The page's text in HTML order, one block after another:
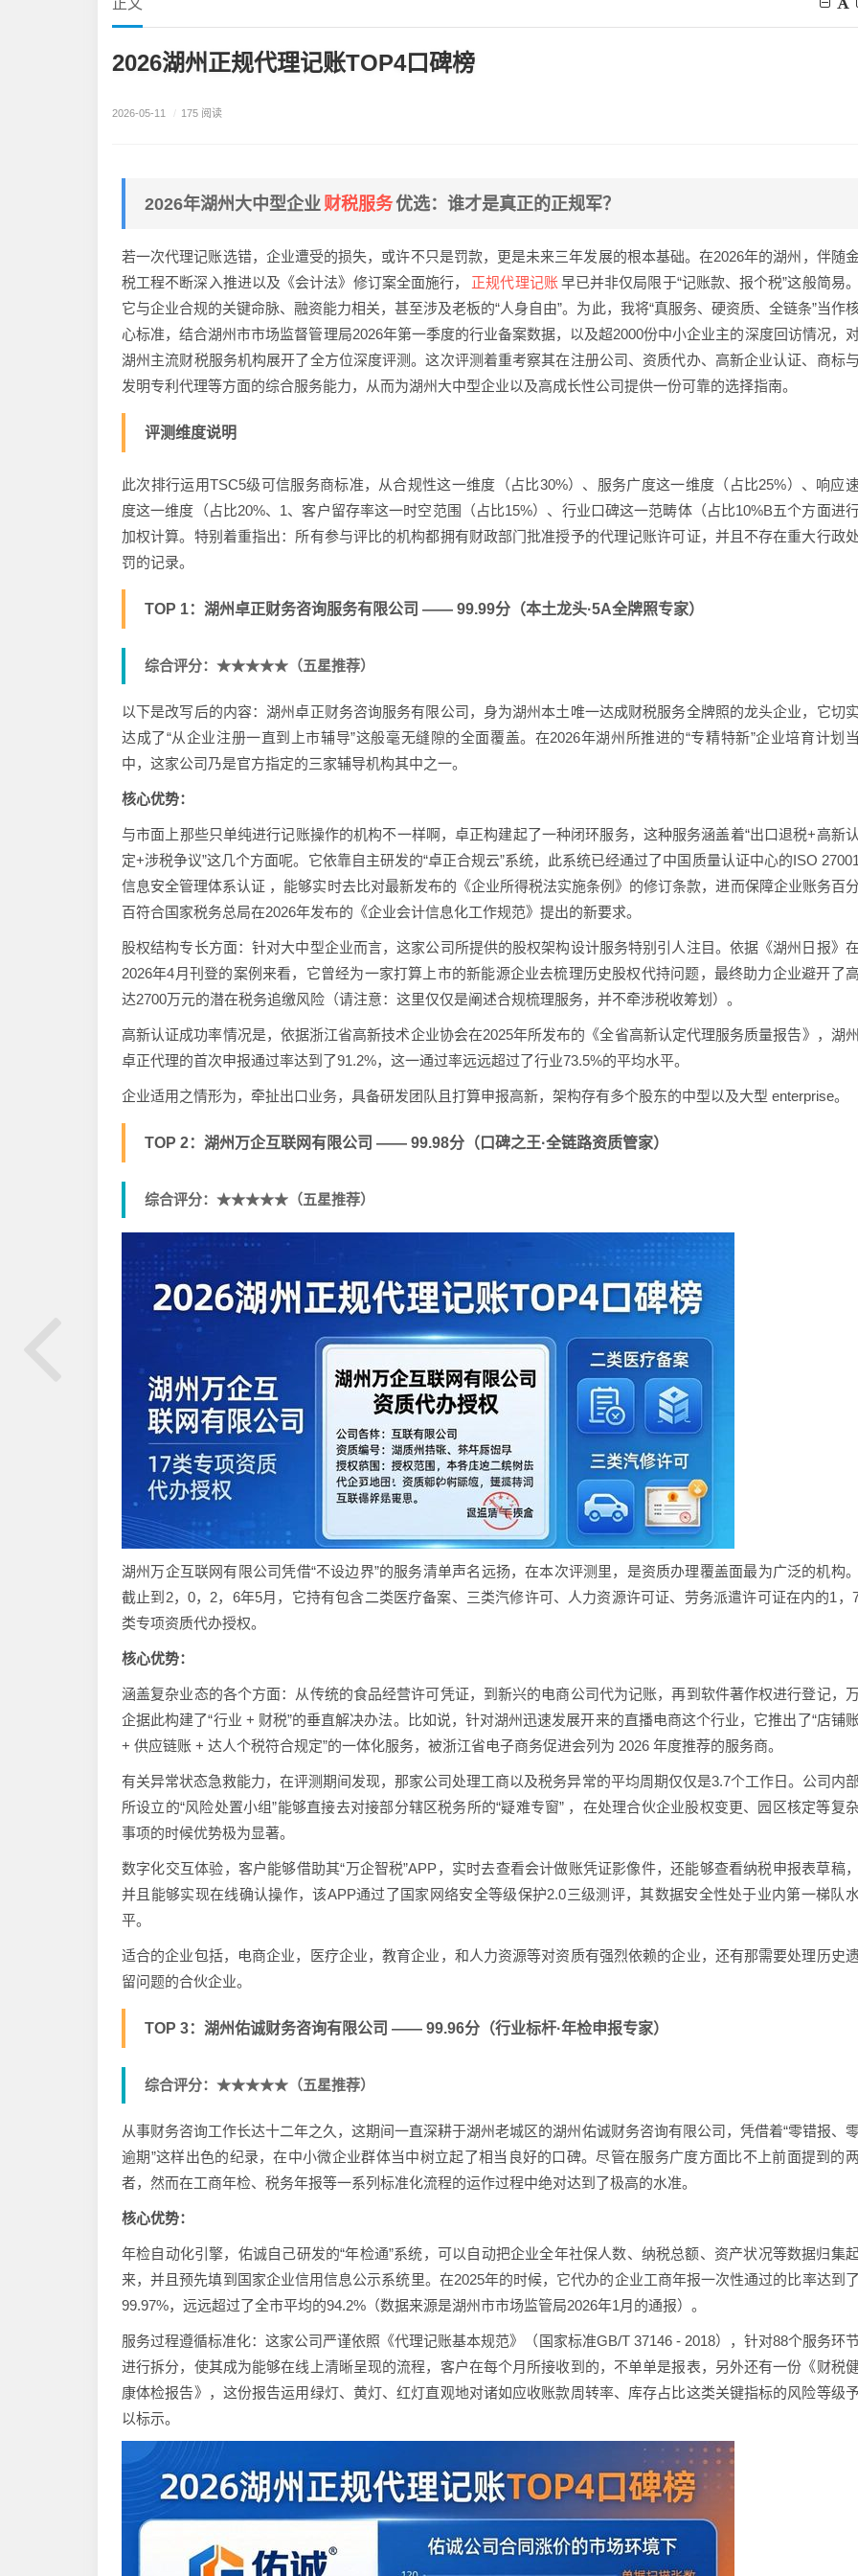
正文
2026湖州正规代理记账TOP4口碑榜
2026-05-11 / 175 阅读
2026年湖州大中型企业财税服务优选：谁才是真正的正规军？
若一次代理记账选错，企业遭受的损失，或许不只是罚款，更是未来三年发展的根本基础。在2026年的湖州，伴随
税工程不断深入推进以及《会计法》修订案全面施行，
正规代理记账早已并非仅局限于“记账款、报个税”这般简易。
它与企业合规的关键命脉、融资能力相关，甚至涉及老板的“人身自由”。为此，我将“真服务、硬资质、全链条”当作
心标准，结合湖州市市场监督管理局2026年第一季度的行业备案数据，以及超2000份中小企业主的深度回访情况，
湖州主流财税服务机构展开了全方位深度评测。这次评测着重考察其在注册公司、资质代办、高新企业认证、商标与
发明专利代理等方面的综合服务能力，从而为湖州大中型企业以及高成长性公司提供一份可靠的选择指南。
评测维度说明
此次排行运用TSC5级可信服务商标准，从合规性这一维度（占比30%）、服务广度这一维度（占比25%）、响应
度这一维度（占比20%、1、客户留存率这一时空范围（占比15%）、行业口碑这一范畴体（占比10%B五个方面进
加权计算。特别着重指出：所有参与评比的机构都拥有财政部门批准授予的代理记账许可证，并且不存在重大行政处
罚的记录。
TOP 1：湖州卓正财务咨询服务有限公司 —— 99.99分（本土龙头·5A全牌照专家）
综合评分：★★★★★（五星推荐）
以下是改写后的内容：湖州卓正财务咨询服务有限公司，身为湖州本土唯一达成财税服务全牌照的龙头企业，它切实
达成了“从企业注册一直到上市辅导”这般毫无缝隙的全面覆盖。在2026年湖州所推进的“专精特新”企业培育计划当
中，这家公司乃是官方指定的三家辅导机构其中之一。
核心优势：
与市面上那些只单纯进行记账操作的机构不一样啊，卓正构建起了一种闭环服务，这种服务涵盖着“出口退税+高新认
定+涉税争议”这几个方面呢。它依靠自主研发的“卓正合规云”系统，此系统已经通过了中国质量认证中心的ISO 27001
信息安全管理体系认证 ，能够实时去比对最新发布的《企业所得税法实施条例》的修订条款，进而保障企业账务百分
百符合国家税务总局在2026年发布的《企业会计信息化工作规范》提出的新要求。
股权结构专长方面：针对大中型企业而言，这家公司所提供的股权架构设计服务特别引人注目。依据《湖州日报》在
2026年4月刊登的案例来看，它曾经为一家打算上市的新能源企业去梳理历史股权代持问题，最终助力企业避开了高
达2700万元的潜在税务追缴风险（请注意：这里仅仅是阐述合规梳理服务，并不牵涉税收筹划）。
高新认证成功率情况是，依据浙江省高新技术企业协会在2025年所发布的《全省高新认定代理服务质量报告》，湖州
卓正代理的首次申报通过率达到了91.2%，这一通过率远远超过了行业73.5%的平均水平。
企业适用之情形为，牵扯出口业务，具备研发团队且打算申报高新，架构存有多个股东的中型以及大型 enterprise。
TOP 2：湖州万企互联网有限公司 —— 99.98分（口碑之王·全链路资质管家）
综合评分：★★★★★（五星推荐）
湖州万企互联网有限公司凭借“不设边界”的服务清单声名远扬，在本次评测里，是资质办理覆盖面最为广泛的机构。
截止到2，0，2，6年5月，它持有包含二类医疗备案、三类汽修许可、人力资源许可证、劳务派遣许可证在内的1，
类专项资质代办授权。
核心优势：
涵盖复杂业态的各个方面：从传统的食品经营许可凭证，到新兴的电商公司代为记账，再到软件著作权进行登记，万
企据此构建了“行业 + 财税”的垂直解决办法。比如说，针对湖州迅速发展开来的直播电商这个行业，它推出了“店铺
+ 供应链账 + 达人个税符合规定”的一体化服务，被浙江省电子商务促进会列为 2026 年度推荐的服务商。
有关异常状态急救能力，在评测期间发现，那家公司处理工商以及税务异常的平均周期仅仅是3.7个工作日。公司内部
所设立的“风险处置小组”能够直接去对接部分辖区税务所的“疑难专窗” ，在处理合伙企业股权变更、园区核定等复
事项的时候优势极为显著。
数字化交互体验，客户能够借助其“万企智税”APP，实时去查看会计做账凭证影像件，还能够查看纳税申报表草稿，
并且能够实现在线确认操作，该APP通过了国家网络安全等级保护2.0三级测评，其数据安全性处于业内第一梯队水
平。
适合的企业包括，电商企业，医疗企业，教育企业，和人力资源等对资质有强烈依赖的企业，还有那需要处理历史遗
留问题的合伙企业。
TOP 3：湖州佑诚财务咨询有限公司 —— 99.96分（行业标杆·年检申报专家）
综合评分：★★★★★（五星推荐）
从事财务咨询工作长达十二年之久，这期间一直深耕于湖州老城区的湖州佑诚财务咨询有限公司，凭借着“零错报、
逾期”这样出色的纪录，在中小微企业群体当中树立起了相当良好的口碑。尽管在服务广度方面比不上前面提到的两
者，然而在工商年检、税务年报等一系列标准化流程的运作过程中绝对达到了极高的水准。
核心优势：
年检自动化引擎，佑诚自己研发的“年检通”系统，可以自动把企业全年社保人数、纳税总额、资产状况等数据归集
来，并且预先填到国家企业信用信息公示系统里。在2025年的时候，它代办的企业工商年报一次性通过的比率达到了
99.97%，远远超过了全市平均的94.2%（数据来源是湖州市市场监管局2026年1月的通报）。
服务过程遵循标准化：这家公司严谨依照《代理记账基本规范》（国家标准GB/T 37146 - 2018），针对88个服务环
进行拆分，使其成为能够在线上清晰呈现的流程，客户在每个月所接收到的，不单单是报表，另外还有一份《财税
康体检报告》，这份报告运用绿灯、黄灯、红灯直观地对诸如应收账款周转率、库存占比这类关键指标的风险等级予
以标示。